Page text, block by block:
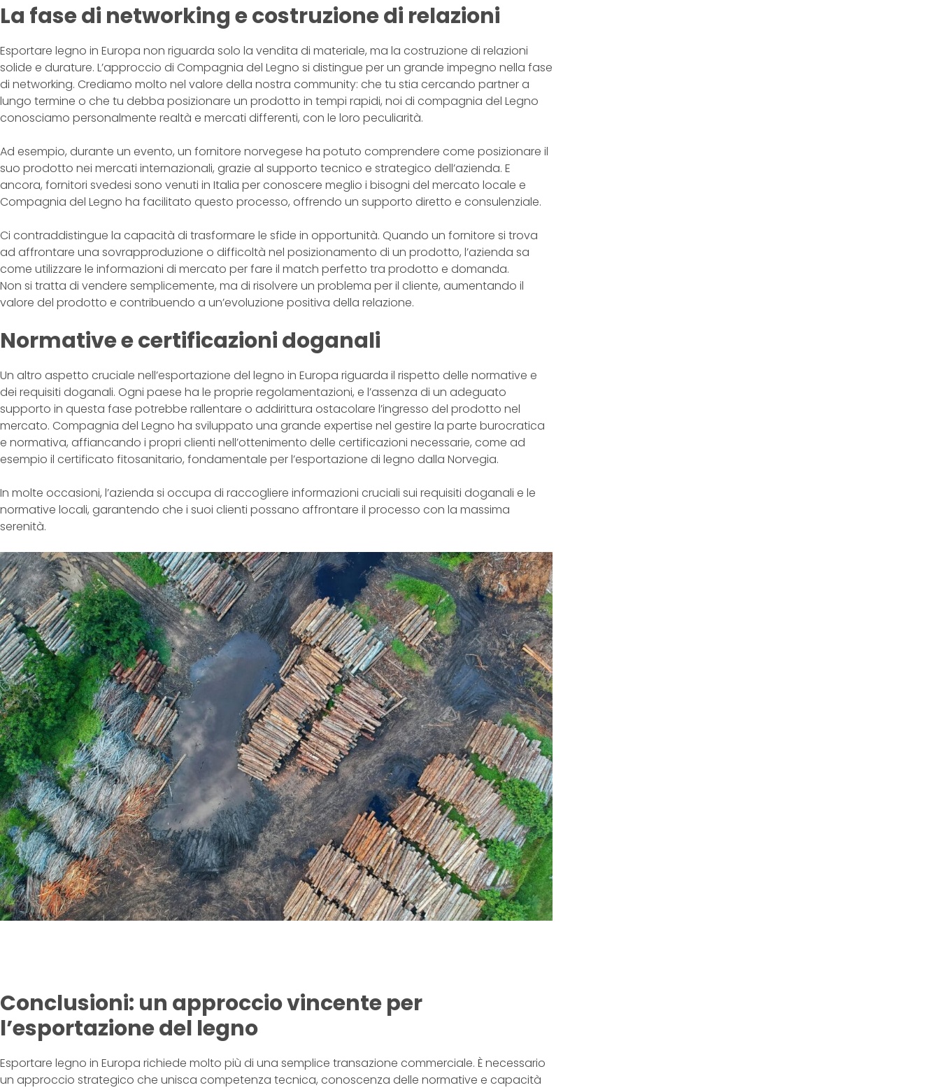
La fase di networking e costruzione di relazioni
Esportare legno in Europa non riguarda solo la vendita di materiale, ma la costruzione di relazioni
solide e durature. L’approccio di Compagnia del Legno si distingue per un grande impegno nella fase
di networking. Crediamo molto nel valore della nostra community: che tu stia cercando partner a
lungo termine o che tu debba posizionare un prodotto in tempi rapidi, noi di compagnia del Legno
conosciamo personalmente realtà e mercati differenti, con le loro peculiarità.
Ad esempio, durante un evento, un fornitore norvegese ha potuto comprendere come posizionare il
suo prodotto nei mercati internazionali, grazie al supporto tecnico e strategico dell’azienda. E
ancora, fornitori svedesi sono venuti in Italia per conoscere meglio i bisogni del mercato locale e
Compagnia del Legno ha facilitato questo processo, offrendo un supporto diretto e consulenziale.
Ci contraddistingue la capacità di trasformare le sfide in opportunità. Quando un fornitore si trova
ad affrontare una sovrapproduzione o difficoltà nel posizionamento di un prodotto, l’azienda sa
come utilizzare le informazioni di mercato per fare il match perfetto tra prodotto e domanda.
Non si tratta di vendere semplicemente, ma di risolvere un problema per il cliente, aumentando il
valore del prodotto e contribuendo a un’evoluzione positiva della relazione.
Normative e certificazioni doganali
Un altro aspetto cruciale nell’esportazione del legno in Europa riguarda il rispetto delle normative e
dei requisiti doganali. Ogni paese ha le proprie regolamentazioni, e l’assenza di un adeguato
supporto in questa fase potrebbe rallentare o addirittura ostacolare l’ingresso del prodotto nel
mercato. Compagnia del Legno ha sviluppato una grande expertise nel gestire la parte burocratica
e normativa, affiancando i propri clienti nell’ottenimento delle certificazioni necessarie, come ad
esempio il certificato fitosanitario, fondamentale per l’esportazione di legno dalla Norvegia.
In molte occasioni, l’azienda si occupa di raccogliere informazioni cruciali sui requisiti doganali e le
normative locali, garantendo che i suoi clienti possano affrontare il processo con la massima
serenità.
Conclusioni: un approccio vincente per
l’esportazione del legno
Esportare legno in Europa richiede molto più di una semplice transazione commerciale. È necessario
un approccio strategico che unisca competenza tecnica, conoscenza delle normative e capacità